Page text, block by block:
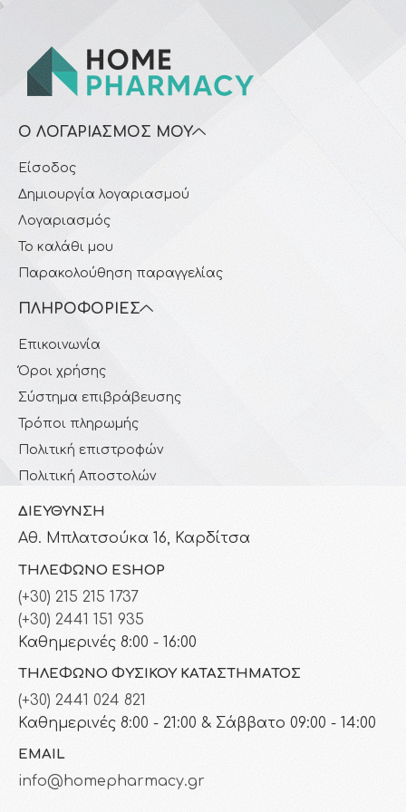
Ο ΛΟΓΑΡΙΑΣΜΌΣ ΜΟΥ
Είσοδος
Δημιουργία λογαριασμού
Λογαριασμός
Το καλάθι μου
Παρακολούθηση παραγγελίας
ΠΛΗΡΟΦΟΡΊΕΣ
Επικοινωνία
Όροι χρήσης
Σύστημα επιβράβευσης
Τρόποι πληρωμής
Πολιτική επιστροφών
Πολιτική Αποστολών
ΔΙΕΎΘΥΝΣΗ
Αθ. Μπλατσούκα 16, Καρδίτσα
ΤΗΛΈΦΩΝΟ ESHOP
(+30) 215 215 1737
(+30) 2441 151 935
Καθημερινές 8:00 - 16:00
ΤΗΛΈΦΩΝΟ ΦΥΣΙΚΟΎ ΚΑΤΑΣΤΉΜΑΤΟΣ
(+30) 2441 024 821
Καθημερινές 8:00 - 21:00 & Σάββατο 09:00 - 14:00
EMAIL
info@homepharmacy.gr